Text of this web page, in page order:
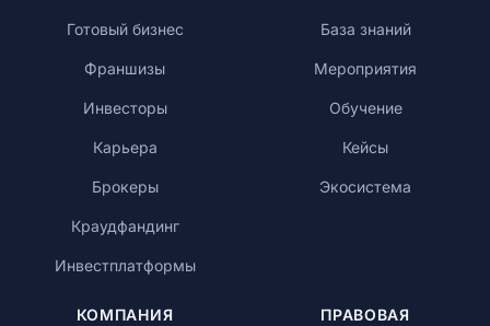
Готовый бизнес
Франшизы
Инвесторы
Карьера
Брокеры
Краудфандинг
Инвестплатформы
База знаний
Мероприятия
Обучение
Кейсы
Экосистема
КОМПАНИЯ
ПРАВОВАЯ